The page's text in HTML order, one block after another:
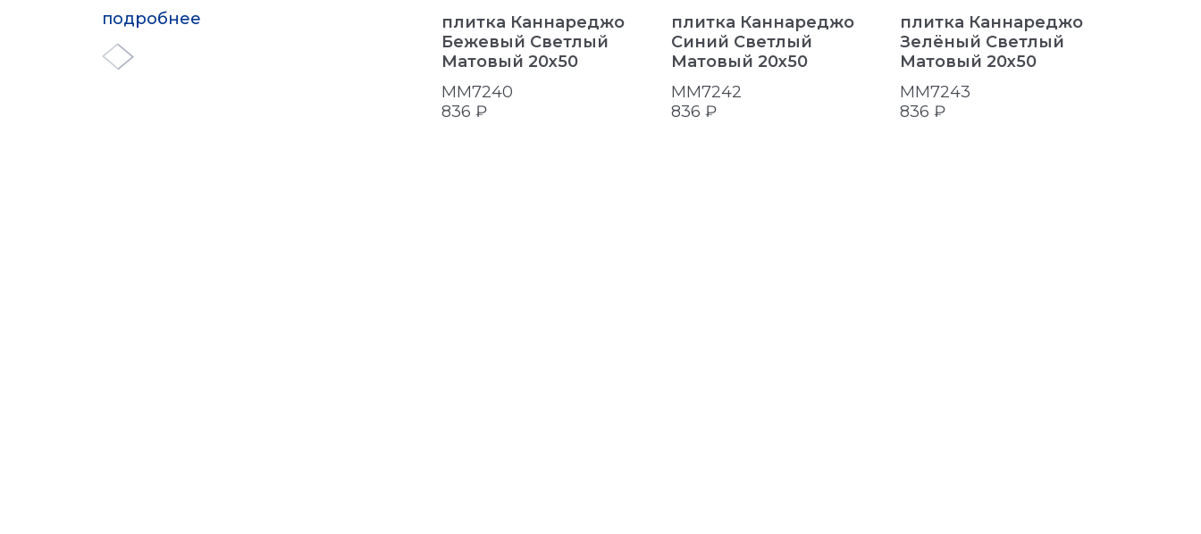
подробнее
плитка Каннареджо
Бежевый Светлый
Матовый 20x50
MM7240
836 ₽
плитка Каннареджо
Синий Светлый
Матовый 20x50
MM7242
836 ₽
плитка Каннареджо
Зелёный Светлый
Матовый 20x50
MM7243
836 ₽